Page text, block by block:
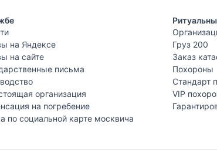
на Яндексе
на сайте
письма
организация
на погребение
по социальной карте москвича
Груз 200
Заказ
Похороны
Стандарт
VIP